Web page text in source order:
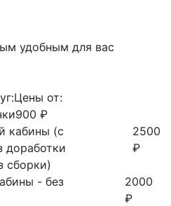
удобным для вас
Цены от:
900 ₽
кабины (с
доработки
сборки)
2500
₽
- без
2000
₽